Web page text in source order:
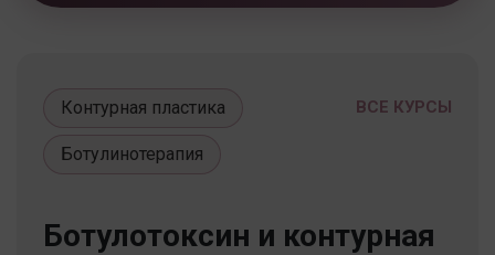
ВСЕ КУРСЫ
Контурная пластика
Ботулинотерапия
Ботулотоксин и контурная